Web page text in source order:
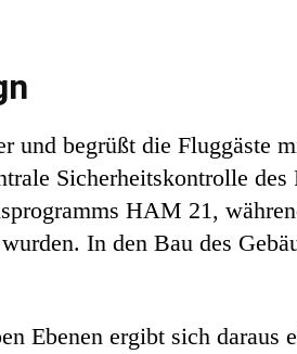
und begrüßt die Fluggäste
Sicherheitskontrolle des
HAM 21,
In den Bau des
Ebenen ergibt sich daraus